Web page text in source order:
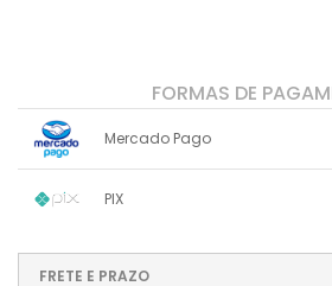
FORMAS DE
Mercado Pago
PIX
...
FRETE E PRAZO